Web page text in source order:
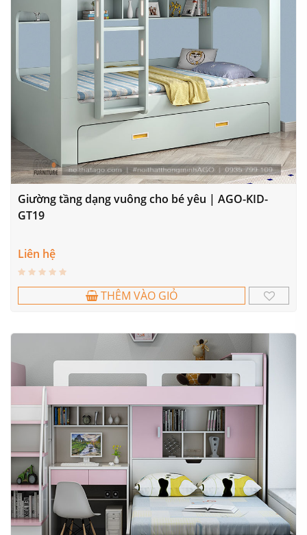
Giường tầng dạng vuông cho bé yêu | AGO-KID-
GT19
Liên hệ
THÊM VÀO GIỎ